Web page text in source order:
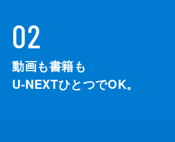
02
動画も書籍も
U-NEXTひとつでOK。